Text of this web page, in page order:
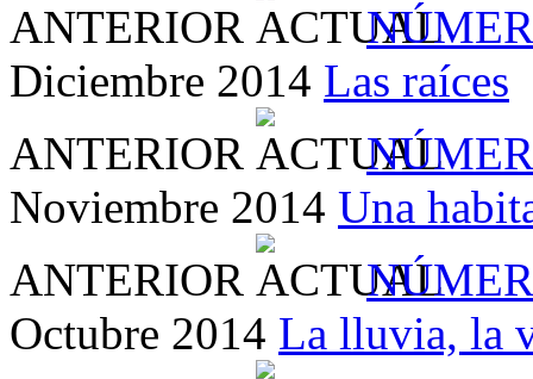
ANTERIOR
Diciembre 2014 Las raíces
ANTERIOR
Noviembre 2014 Una
ANTERIOR
Octubre 2014 La lluvia, la